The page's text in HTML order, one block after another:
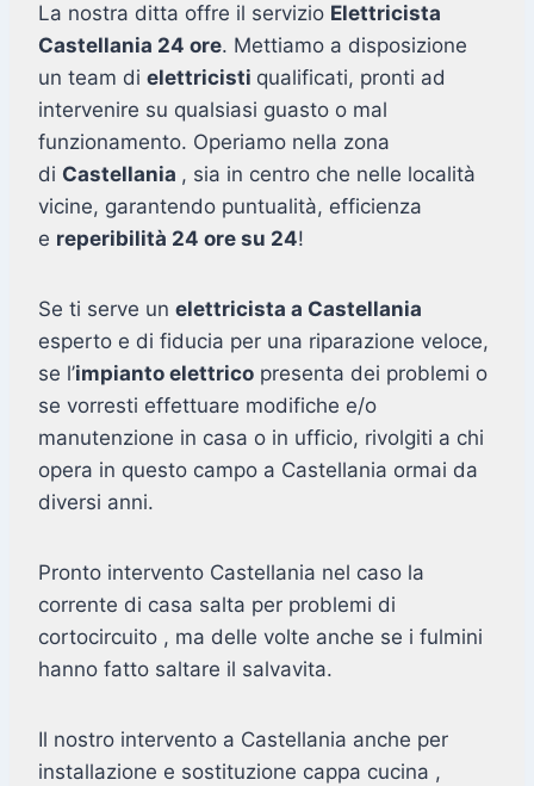
La nostra ditta offre il servizio Elettricista
Castellania 24 ore. Mettiamo a disposizione
un team di elettricisti qualificati, pronti ad
intervenire su qualsiasi guasto o mal
funzionamento. Operiamo nella zona
di Castellania , sia in centro che nelle località
vicine, garantendo puntualità, efficienza
e reperibilità 24 ore su 24!
Se ti serve un elettricista a Castellania
esperto e di fiducia per una riparazione veloce,
se l’impianto elettrico presenta dei problemi o
se vorresti effettuare modifiche e/o
manutenzione in casa o in ufficio, rivolgiti a chi
opera in questo campo a Castellania ormai da
diversi anni.
Pronto intervento Castellania nel caso la
corrente di casa salta per problemi di
cortocircuito , ma delle volte anche se i fulmini
hanno fatto saltare il salvavita.
Il nostro intervento a Castellania anche per
installazione e sostituzione cappa cucina ,